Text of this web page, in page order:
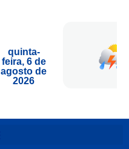
quinta-
feira, 6 de
agosto de
2026